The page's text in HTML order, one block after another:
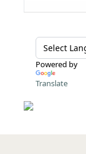
Powered by
Translate